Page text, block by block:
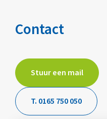
Contact
Stuur een mail
T. 0165 750 050